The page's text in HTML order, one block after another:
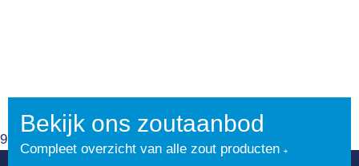
9.1
Bekijk ons zoutaanbod
Compleet overzicht van alle zout producten